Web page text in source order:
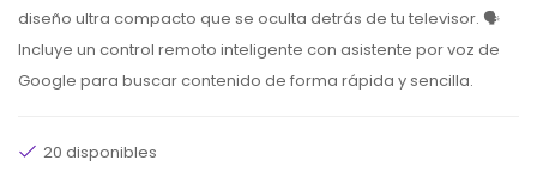
diseño ultra compacto que se oculta detrás de tu televisor. 🗣️
Incluye un control remoto inteligente con asistente por voz de
Google para buscar contenido de forma rápida y sencilla.
20 disponibles